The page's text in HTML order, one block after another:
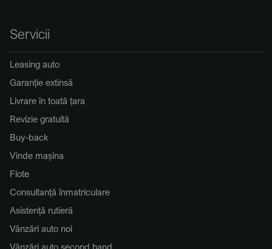
Servicii
Leasing auto
Garanție extinsă
Livrare în toată țara
Revizie gratuită
Buy-back
Vinde mașina
Flote
Consultanță înmatriculare
Asistență rutieră
Vânzări auto noi
Vânzări auto second hand